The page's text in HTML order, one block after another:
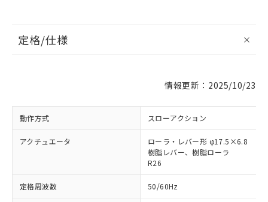
定格/仕様
情報更新：2025/10/23
動作方式 スローアクション
アクチュエータ
ローラ・レバー形 φ17.5×6.8
樹脂レバー、樹脂ローラ
R26
定格周波数 50/60Hz